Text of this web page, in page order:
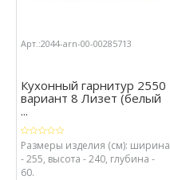
Арт.:2044-arn-00-00285713
Кухонный гарнитур 2550
вариант 8 Лизет (белый
...
Размеры изделия (см): ширина
- 255, высота - 240, глубина -
60.